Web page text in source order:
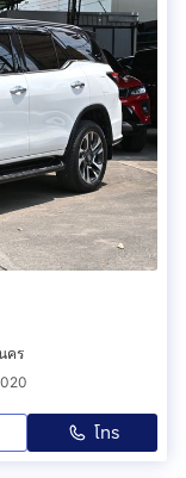
คร
โทร